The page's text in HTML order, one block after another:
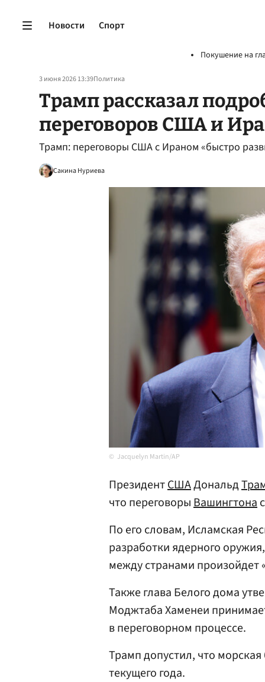
Новости Спорт
Покушение на
3 июня 2026 13:39Политика
Трамп рассказал
переговоров США и
Трамп: переговоры США с Ираном «быстро
Сакина Нуриева
Jacquelyn Martin/AP
ПрезидентСШАДональд
что переговорыВашингтона
По его словам, Исламская
разработки ядерного
между странами произойдет
Также глава Белого дома
Моджтаба Хаменеи
в переговорном процессе.
Трамп допустил, что
текущего года.